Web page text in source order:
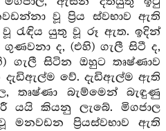
වූ ප්‍රිය ස්වභාව ඇති
රැඳිය යුතු වූ රූ ඇත. ඉදින්
ද, (එහි) ගැලී සිටී ද,
සිටින ඔහුට තෘෂ්ණාව
වේ. දැඩිඇල්ම ඇති
තෘෂ්ණා බැම්මෙන් බැඳුණු
යයි කියනු ලැබේ. මිගජාල
ප්‍රියස්වභාව ඇති